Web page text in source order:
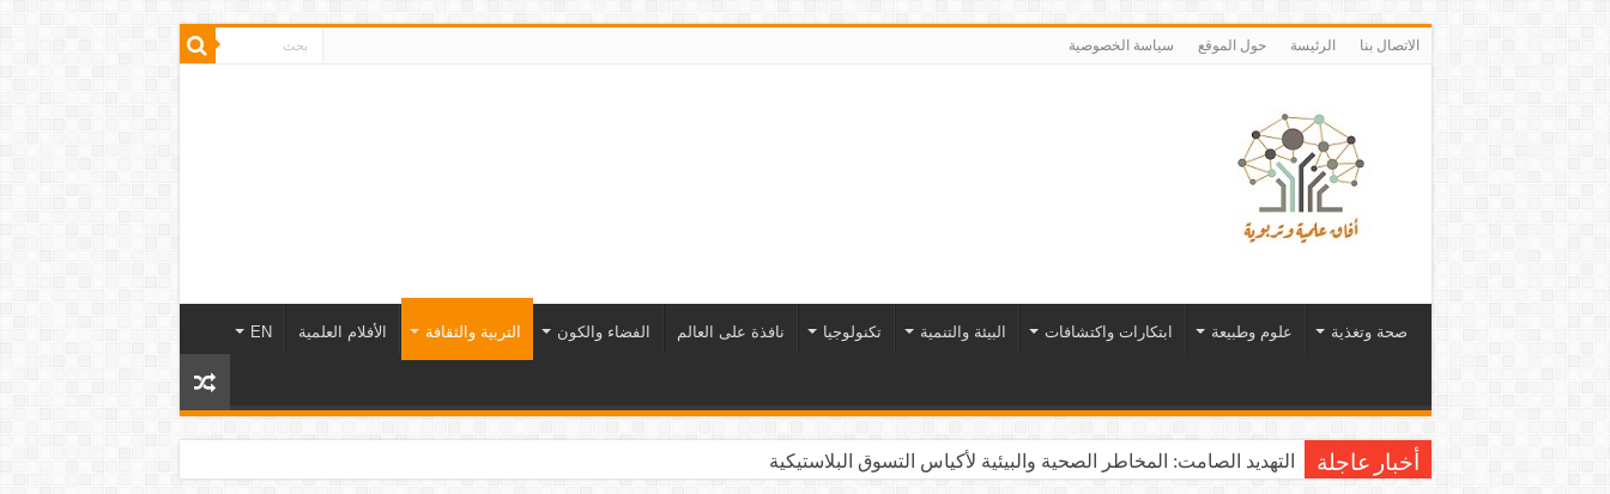
الاتصال بنا الرئيسة حول الموقع سياسة الخصوصية
صحة وتغذية علوم وطبيعة ابتكارات واكتشافات البيئة والتنمية تكنولوجيا نافذة على العالم الفضاء والكون التربية والثقافة الأفلام العلمية EN
أخبار عاجلة يوم الشاي العالمي: رشفـة من التاريخ تنبض بالحياة والاقتصاد والثقافة